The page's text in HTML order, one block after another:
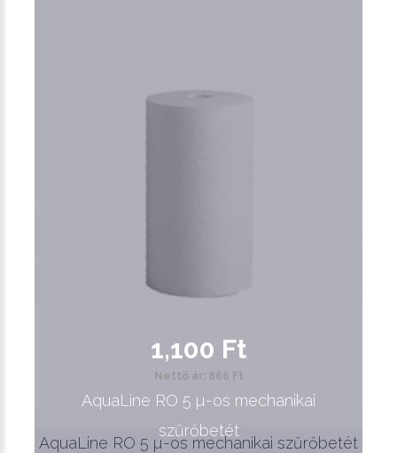
AquaLine RO 5 µ-os mechanikai szűrőbetét
1,100 Ft
Nettó ár: 866 Ft
AquaLine RO 5 µ-os mechanikai
szűrőbetét